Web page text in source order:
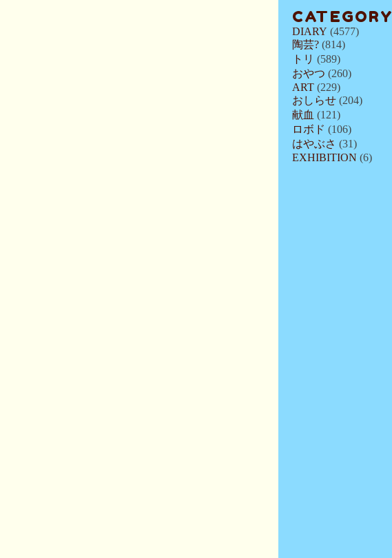
CATEGORY
DIARY (4577)
陶芸? (814)
トリ (589)
おやつ (260)
ART (229)
おしらせ (204)
献血 (121)
ロボド (106)
はやぶさ (31)
EXHIBITION (6)